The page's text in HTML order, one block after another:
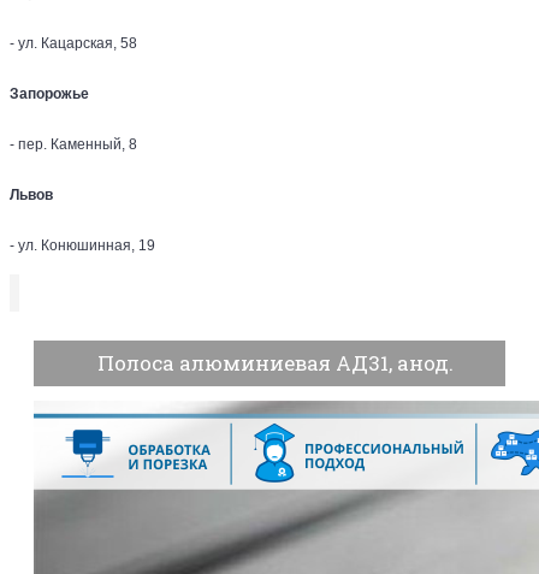
- ул. Кацарская, 58
Запорожье
- пер. Каменный, 8
Львов
- ул. Конюшинная, 19
Полоса алюминиевая АД31, анод.